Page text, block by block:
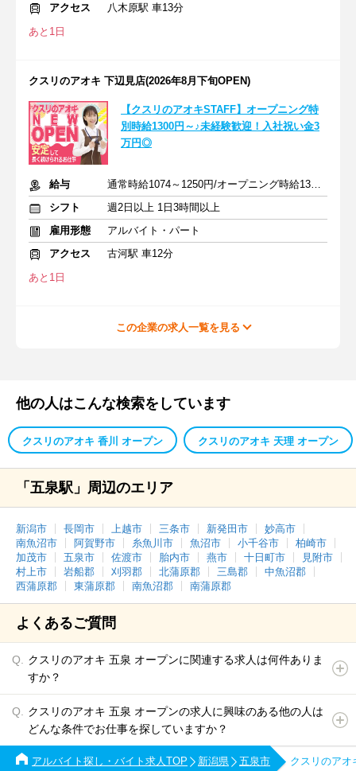
アクセス
八木原駅 車13分
あと1日
クスリのアオキ 下辺見店(2026年8月下旬OPEN)
【クスリのアオキSTAFF】オープニング特
別時給1300円～♪未経験歓迎！入社祝い金3
万円◎
給与
通常時給1074～1250円/オープニング時給1300～1400円
シフト
週2日以上 1日3時間以上
雇用形態
アルバイト・パート
アクセス
古河駅 車12分
あと1日
この企業の求人一覧を見る
他の人はこんな検索をしています
クスリのアオキ 香川 オープン クスリのアオキ 天理 オープン
「五泉駅」周辺のエリア
新潟市 長岡市 上越市 三条市 新発田市
妙高市
南魚沼市
阿賀野市 糸魚川市 魚沼市 小千谷市
柏崎市
加茂市
五泉市 佐渡市 胎内市 燕市 十日町市
見附市
村上市
岩船郡 刈羽郡 北蒲原郡 三島郡
中魚沼郡
西蒲原郡
東蒲原郡 南魚沼郡 南蒲原郡
よくあるご質問
クスリのアオキ 五泉 オープンに関連する求人は何件ありま
すか？
クスリのアオキ 五泉 オープンの求人に興味のある他の人は
どんな条件でお仕事を探していますか？
アルバイト探し・バイト求人TOP 新潟県 五泉市 クスリのアオ